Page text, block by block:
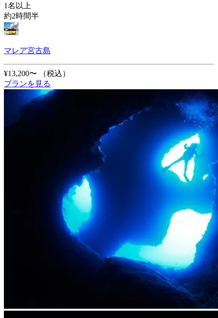
1名以上
約2時間半
マレア宮古島
¥13,200〜
（税込）
プランを見る